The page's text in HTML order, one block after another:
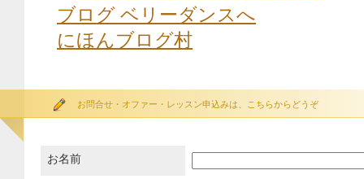
にほんブログ村
お問合せ・オファー・レッスン申込みは、こちらからどうぞ
お名前